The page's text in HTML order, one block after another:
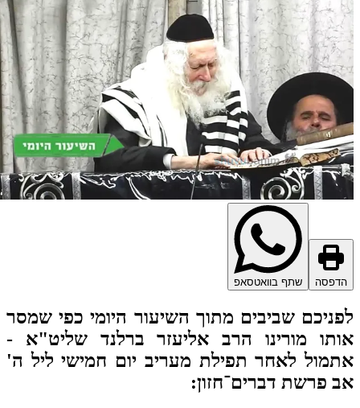
שתף בוואטסאפ
שביבים מתוך השיעור היומי כפי שמסר
מורינו הרב אליעזר ברלנד שליט"א -
לאחר תפילת מעריב יום חמישי ליל ה'
פרשת דברים־חזון: